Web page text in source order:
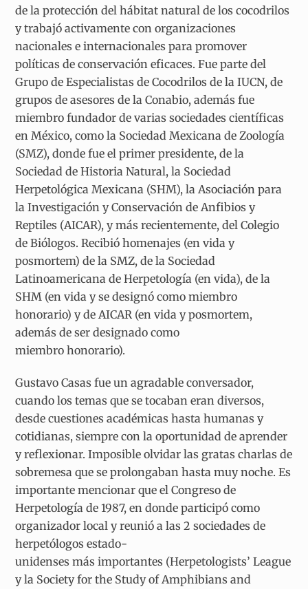
de la protección del hábitat natural de los cocodrilos
y trabajó activamente con organizaciones
nacionales e internacionales para promover
políticas de conservación eficaces. Fue parte del
Grupo de Especialistas de Cocodrilos de la IUCN, de
grupos de asesores de la Conabio, además fue
miembro fundador de varias sociedades científicas
en México, como la Sociedad Mexicana de Zoología
(SMZ), donde fue el primer presidente, de la
Sociedad de Historia Natural, la Sociedad
Herpetológica Mexicana (SHM), la Asociación para
la Investigación y Conservación de Anfibios y
Reptiles (AICAR), y más recientemente, del Colegio
de Biólogos. Recibió homenajes (en vida y
posmortem) de la SMZ, de la Sociedad
Latinoamericana de Herpetología (en vida), de la
SHM (en vida y se designó como miembro
honorario) y de AICAR (en vida y posmortem,
además de ser designado como
miembro honorario).
Gustavo Casas fue un agradable conversador,
cuando los temas que se tocaban eran diversos,
desde cuestiones académicas hasta humanas y
cotidianas, siempre con la oportunidad de aprender
y reflexionar. Imposible olvidar las gratas charlas de
sobremesa que se prolongaban hasta muy noche. Es
importante mencionar que el Congreso de
Herpetología de 1987, en donde participó como
organizador local y reunió a las 2 sociedades de
herpetólogos estado-
unidenses más importantes (Herpetologists’ League
y la Society for the Study of Amphibians and